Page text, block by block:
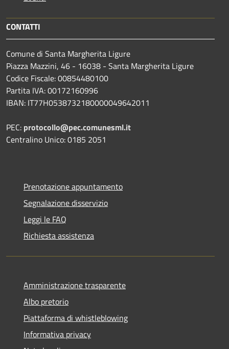
CONTATTI
Comune di Santa Margherita Ligure
Piazza Mazzini, 46 - 16038 - Santa Margherita Ligure
Codice Fiscale: 00854480100
Partita IVA: 00172160996
IBAN: IT77H0538732180000049642011
PEC: protocollo@pec.comunesml.it
Centralino Unico: 0185 2051
Prenotazione appuntamento
Segnalazione disservizio
Leggi le FAQ
Richiesta assistenza
Amministrazione trasparente
Albo pretorio
Piattaforma di whistleblowing
Informativa privacy